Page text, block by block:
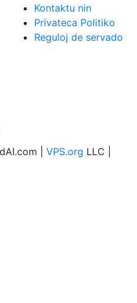
Kontaktu nin
Privateca Politiko
Reguloj de servado
| VPS.org LLC |